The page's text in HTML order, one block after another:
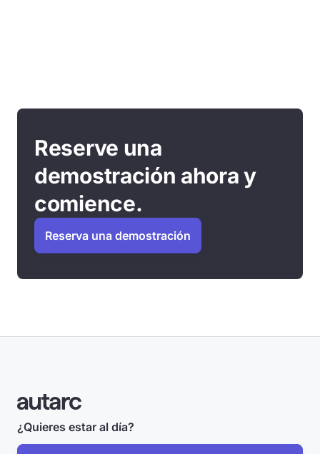
Reserve una
demostración ahora y
comience.
Reserva una demostración
¿Quieres estar al día?